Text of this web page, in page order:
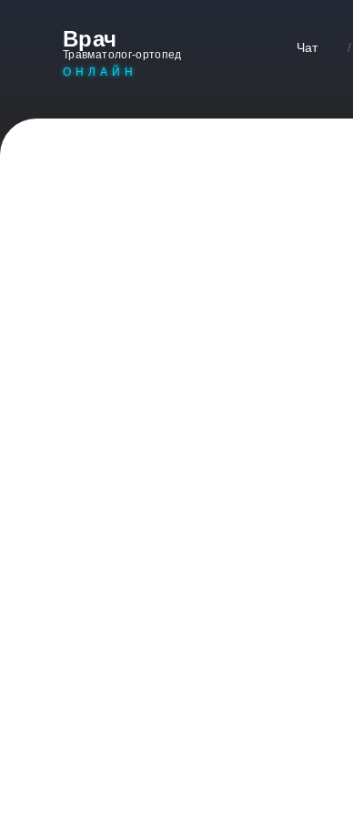
Врач
Травматолог-ортопед
ОНЛАЙН
Чат /